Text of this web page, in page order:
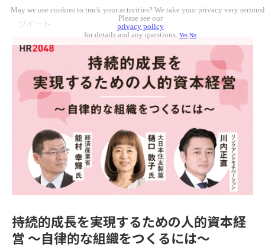
ツイート
持続的成長を実現するための人的資本経
営 ～自律的な組織をつくるには～
May we use cookies to track your activities? We take your privacy very
Please see our
privacy policy
for details and any questions.Yes No